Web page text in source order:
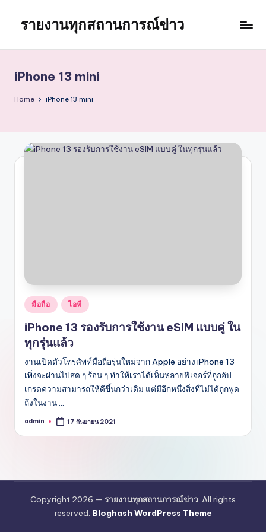
content
รายงานทุกสถานการณ์ข่าว
iPhone 13 mini
Home iPhone 13 mini
Posted
in
มือถือ ไอที
iPhone 13 รองรับการใช้งาน eSIM แบบคู่ ใน
ทุกรุ่นแล้ว
งานเปิดตัวโทรศัพท์มือถือรุ่นใหม่จาก Apple อย่าง iPhone 13
เพิ่งจะผ่านไปสด ๆ ร้อน ๆ ทำให้เราได้เห็นหลายฟีเจอร์ที่ถูกอัป
เกรดความสามารถให้ดีขึ้นกว่าเดิม แต่มีอีกหนึ่งสิ่งที่ไม่ได้ถูกพูด
ถึงในงาน ...
Posted
admin 17 กันยายน 2021
Copyright 2026 — รายงานทุกสถานการณ์ข่าว. All rights
reserved. Bloghash WordPress Theme